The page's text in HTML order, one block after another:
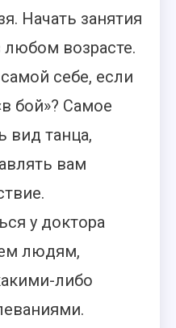
Начать занятия
возрасте.
себе, если
бой»? Самое
вид танца,
вам
у доктора
людям,
либо